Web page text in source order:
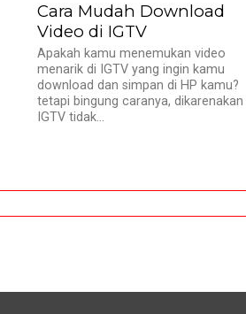
Cara Mudah Download
Video di IGTV
Apakah kamu menemukan video
menarik di IGTV yang ingin kamu
download dan simpan di HP kamu?
tetapi bingung caranya, dikarenakan
IGTV tidak...